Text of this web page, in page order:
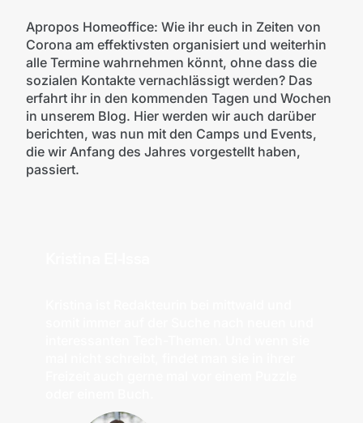
Apropos Homeoffice: Wie ihr euch in Zeiten von
Corona am effektivsten organisiert und weiterhin
alle Termine wahrnehmen könnt, ohne dass die
sozialen Kontakte vernachlässigt werden? Das
erfahrt ihr in den kommenden Tagen und Wochen
in unserem Blog. Hier werden wir auch darüber
berichten, was nun mit den Camps und Events,
die wir Anfang des Jahres vorgestellt haben,
passiert.